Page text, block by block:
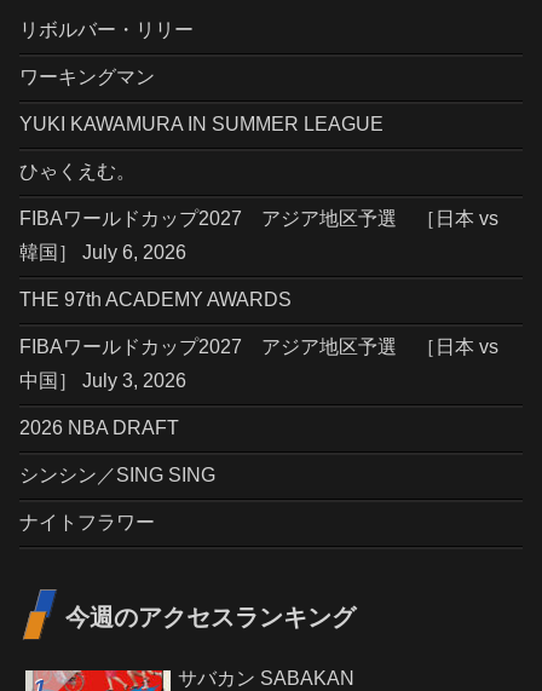
リボルバー・リリー
ワーキングマン
YUKI KAWAMURA IN SUMMER LEAGUE
ひゃくえむ。
FIBAワールドカップ2027 アジア地区予選 ［日本 vs
韓国］ July 6, 2026
THE 97th ACADEMY AWARDS
FIBAワールドカップ2027 アジア地区予選 ［日本 vs
中国］ July 3, 2026
2026 NBA DRAFT
シンシン／SING SING
ナイトフラワー
今週のアクセスランキング
サバカン SABAKAN